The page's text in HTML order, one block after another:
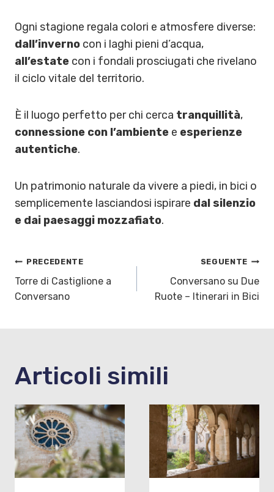
Ogni stagione regala colori e atmosfere diverse:
dall’inverno con i laghi pieni d’acqua,
all’estate con i fondali prosciugati che rivelano
il ciclo vitale del territorio.
È il luogo perfetto per chi cerca tranquillità,
connessione con l’ambiente e esperienze
autentiche.
Un patrimonio naturale da vivere a piedi, in bici o
semplicemente lasciandosi ispirare dal silenzio
e dai paesaggi mozzafiato.
Navigazione
articoli
PRECEDENTE
Torre di Castiglione a
Conversano
SEGUENTE
Conversano su Due
Ruote – Itinerari in Bici
Articoli simili